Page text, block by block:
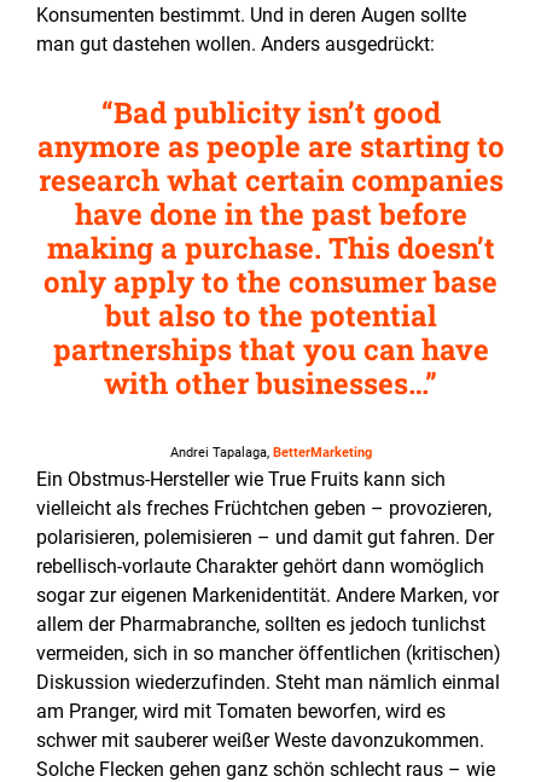
Konsumenten bestimmt. Und in deren Augen sollte
man gut dastehen wollen. Anders ausgedrückt:
Bad publicity isn’t good
anymore as people are starting to
research what certain companies
have done in the past before
making a purchase. This doesn’t
only apply to the consumer base
but also to the potential
partnerships that you can have
with other businesses…
Andrei Tapalaga, BetterMarketing
Ein Obstmus-Hersteller wie True Fruits kann sich
vielleicht als freches Früchtchen geben – provozieren,
polarisieren, polemisieren – und damit gut fahren. Der
rebellisch-vorlaute Charakter gehört dann womöglich
sogar zur eigenen Markenidentität. Andere Marken, vor
allem der Pharmabranche, sollten es jedoch tunlichst
vermeiden, sich in so mancher öffentlichen (kritischen)
Diskussion wiederzufinden. Steht man nämlich einmal
am Pranger, wird mit Tomaten beworfen, wird es
schwer mit sauberer weißer Weste davonzukommen.
Solche Flecken gehen ganz schön schlecht raus – wie